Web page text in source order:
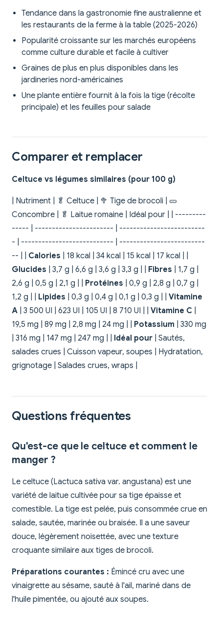
Tendance dans la gastronomie fine australienne et
les restaurants de la ferme à la table (2025-2026)
Popularité croissante sur les marchés européens
comme culture durable et facile à cultiver
Graines de plus en plus disponibles dans les
jardineries nord-américaines
Une plante entière fournit à la fois la tige (récolte
principale) et les feuilles pour salade
Comparer et remplacer
Celtuce vs légumes similaires (pour 100 g)
| Nutriment | 🥬 Celtuce | 🥦 Tige de brocoli | 🥒
Concombre | 🥬 Laitue romaine | Idéal pour | | ---------
----- | ----------------------- | -------------------------
- | --------------------------- | -------------------------
-- | | Calories | 18 kcal | 34 kcal | 15 kcal | 17 kcal | |
Glucides | 3,7 g | 6,6 g | 3,6 g | 3,3 g | | Fibres | 1,7 g |
2,6 g | 0,5 g | 2,1 g | | Protéines | 0,9 g | 2,8 g | 0,7 g |
1,2 g | | Lipides | 0,3 g | 0,4 g | 0,1 g | 0,3 g | | Vitamine
A | 3 500 UI | 623 UI | 105 UI | 8 710 UI | | Vitamine C
19,5 mg | 89 mg | 2,8 mg | 24 mg | | Potassium | 330 mg
| 316 mg | 147 mg | 247 mg | | Idéal pour | Sautés,
salades crues | Cuisson vapeur, soupes | Hydratation,
grignotage | Salades crues, wraps |
Questions fréquentes
Qu'est-ce que le celtuce et comment le
manger ?
Le celtuce (Lactuca sativa var. angustana) est une
variété de laitue cultivée pour sa tige épaisse et
comestible. La tige est pelée, puis consommée crue en
salade, sautée, marinée ou braisée. Il a une saveur
douce, légèrement noisettée, avec une texture
croquante similaire aux tiges de brocoli.
Préparations courantes : Émincé cru avec une
vinaigrette au sésame, sauté à l'ail, mariné dans de
l'huile pimentée, ou ajouté aux soupes.